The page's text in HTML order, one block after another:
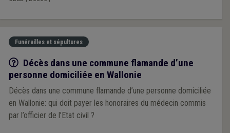
Funérailles et sépultures
Q/R
Décès dans une commune flamande d’une
personne domiciliée en Wallonie
Décès dans une commune flamande d’une personne domiciliée
en Wallonie: qui doit payer les honoraires du médecin commis
par l’officier de l’Etat civil ?